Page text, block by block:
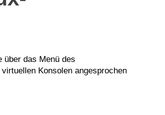
über das Menü des
Konsolen angesprochen